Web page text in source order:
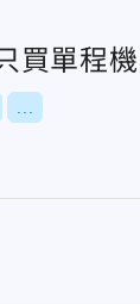
買單程